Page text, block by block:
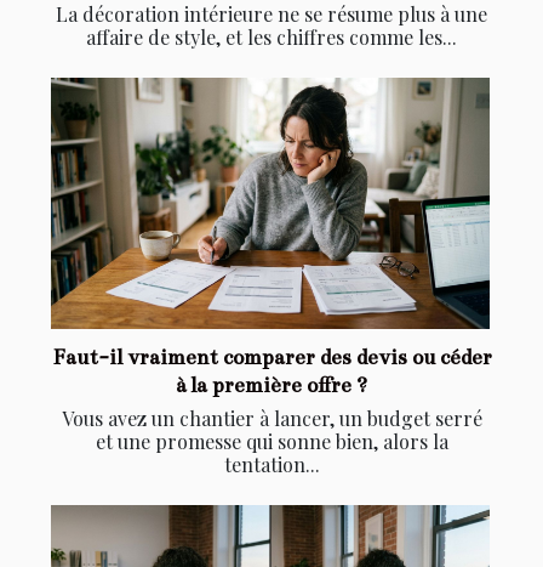
La décoration intérieure ne se résume plus à une
affaire de style, et les chiffres comme les...
Faut-il vraiment comparer des devis ou céder
à la première offre ?
Vous avez un chantier à lancer, un budget serré
et une promesse qui sonne bien, alors la
tentation...